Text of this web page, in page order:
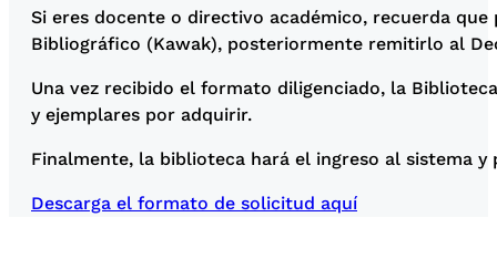
Si eres docente o directivo académico, recuerda
Bibliográfico (Kawak), posteriormente remitirlo al
Una vez recibido el formato diligenciado, la
y ejemplares por adquirir.
Finalmente, la biblioteca hará el ingreso al sistema
Descarga el formato de solicitud aquí